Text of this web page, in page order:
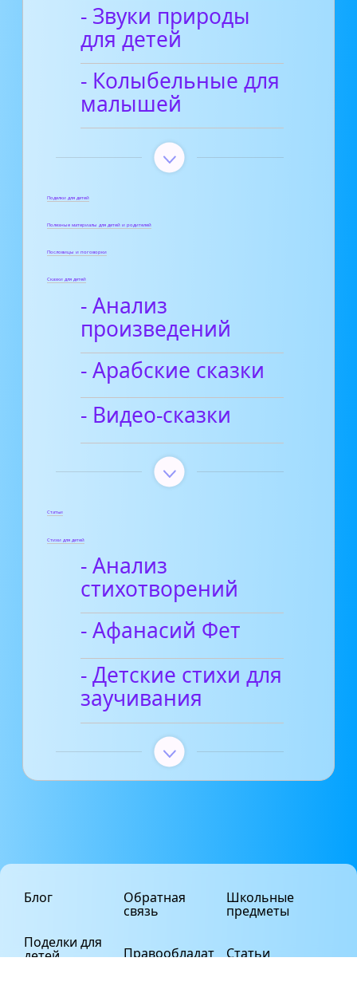
- Звуки природы
для детей
- Колыбельные для
малышей
Поделки для детей
Полезные материалы для детей и родителей
Пословицы и поговорки
Сказки для детей
- Анализ
произведений
- Арабские сказки
- Видео-сказки
Статьи
Стихи для детей
- Анализ
стихотворений
- Афанасий Фет
- Детские стихи для
заучивания
Блог
Поделки для
детей
Обратная
связь
Правообладат
Школьные
предметы
Статьи